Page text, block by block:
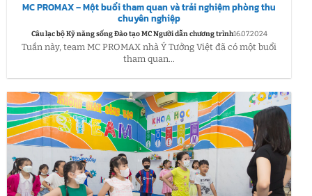
MC PROMAX – Một buổi tham quan và trải nghiệm phòng thu
chuyên nghiệp
Câu lạc bộ Kỹ năng sống Đào tạo MC Người dẫn chương trình16.07.2024
Tuần này, team MC PROMAX nhà Ý Tưởng Việt đã có một buổi
tham quan...